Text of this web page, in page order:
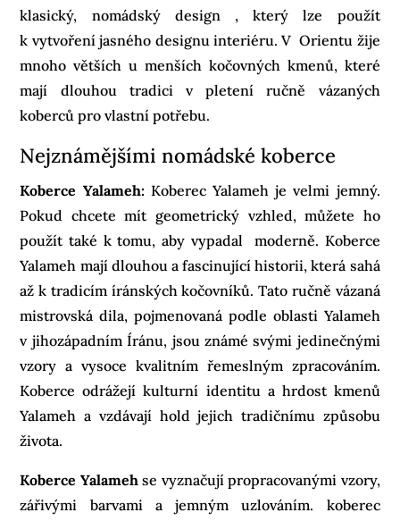
klasický, nomádský design , který lze použít
k vytvoření jasného designu interiéru. V Orientu žije
mnoho větších u menších kočovných kmenů, které
mají dlouhou tradici v pletení ručně vázaných
koberců pro vlastní potřebu.
Nejznámějšími nomádské koberce
Koberce Yalameh: Koberec Yalameh je velmi jemný.
Pokud chcete mít geometrický vzhled, můžete ho
použít také k tomu, aby vypadal moderně. Koberce
Yalameh mají dlouhou a fascinující historii, která sahá
až k tradicím íránských kočovníků. Tato ručně vázaná
mistrovská dila, pojmenovaná podle oblasti Yalameh
v jihozápadním Íránu, jsou známé svými jedinečnými
vzory a vysoce kvalitním řemeslným zpracováním.
Koberce odrážejí kulturní identitu a hrdost kmenů
Yalameh a vzdávají hold jejich tradičnímu způsobu
života.
Koberce Yalamehse vyznačují propracovanými vzory,
zářivými barvami a jemným uzlováním. koberec